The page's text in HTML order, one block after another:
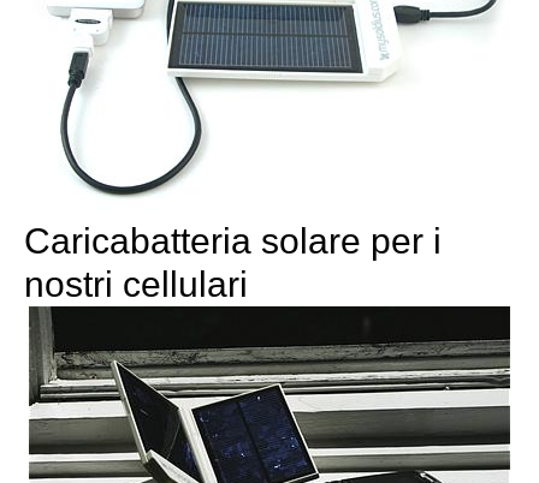
Caricabatteria solare per i
nostri cellulari